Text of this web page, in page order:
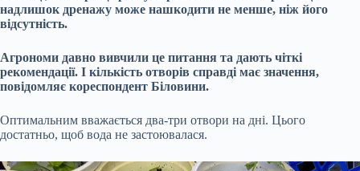
надлишок дренажу може нашкодити не менше, ніж його
відсутність.
Агрономи давно вивчили це питання та дають чіткі
рекомендації. І кількість отворів справді має значення,
повідомляє кореспондент Біловини.
Оптимальним вважається два-три отвори на дні. Цього
достатньо, щоб вода не застоювалася.